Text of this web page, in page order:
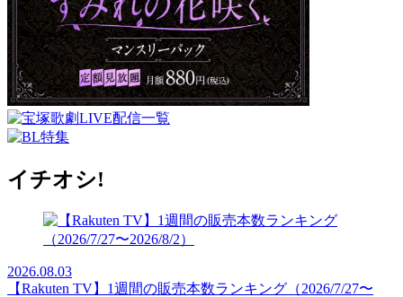
イチオシ!
2026.08.03
【Rakuten TV】1週間の販売本数ランキング（2026/7/27〜